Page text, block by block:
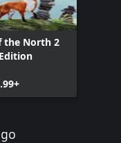
the North 2